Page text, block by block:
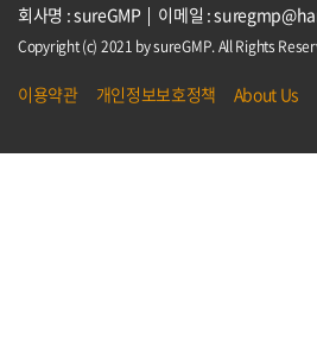
회사명 : sureGMP 이메일 :
Copyright (c) 2021 by sureGMP. All Rights
이용약관 개인정보보호정책 About Us